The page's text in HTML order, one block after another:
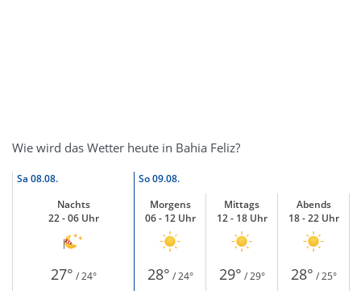
Wie wird das Wetter heute in Bahia Feliz?
Sa 08.08. So09.08.
Nachts
22 - 06 Uhr
Morgens
06 - 12 Uhr
Mittags
12 - 18 Uhr
Abends
18 - 22 Uhr
27° / 24° 28° / 24° 29° / 29° 28° / 25°